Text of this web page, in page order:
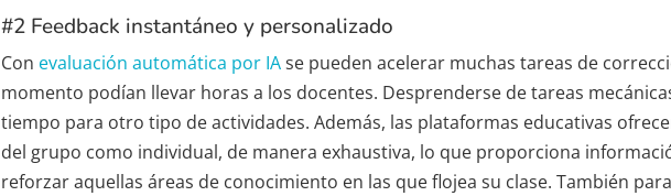
#2 Feedback instantáneo y personalizado
Con evaluación automática por IAse pueden acelerar muchas tareas de
momento podían llevar horas a los docentes. Desprenderse de tareas
tiempo para otro tipo de actividades. Además, las plataformas educativas
del grupo como individual, de manera exhaustiva, lo que proporciona
reforzar aquellas áreas de conocimiento en las que flojea su clase. También